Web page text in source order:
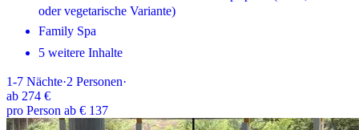
oder vegetarische Variante)
Family Spa
5 weitere Inhalte
1-7 Nächte·2 Personen·
ab 274 €
pro Person ab € 137